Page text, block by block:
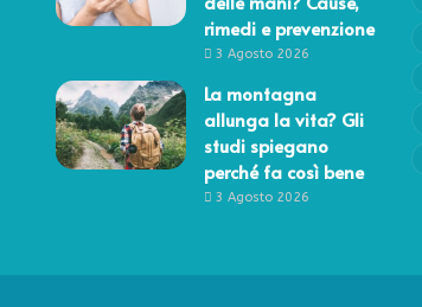
rimedi e prevenzione
3 Agosto 2026
La montagna
allunga la vita? Gli
studi spiegano
perché fa così bene
3 Agosto 2026